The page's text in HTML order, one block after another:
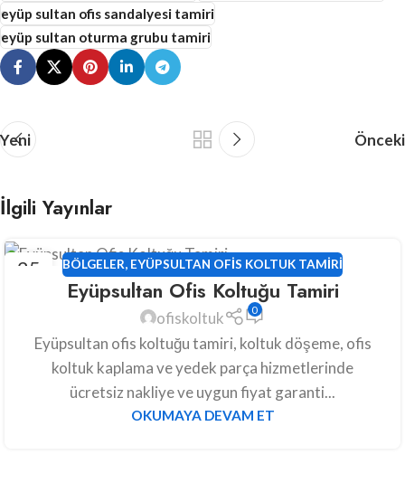
eyüp sultan ofis sandalyesi tamiri
eyüp sultan oturma grubu tamiri
Yeni Önceki
İlgili Yayınlar
25 BÖLGELER, EYÜPSULTAN OFIS KOLTUK TAMIRI
Eyüpsultan Ofis Koltuğu Tamiri
ofiskoltuk 0
Eyüpsultan ofis koltuğu tamiri, koltuk döşeme, ofis
koltuk kaplama ve yedek parça hizmetlerinde
ücretsiz nakliye ve uygun fiyat garanti...
OKUMAYA DEVAM ET